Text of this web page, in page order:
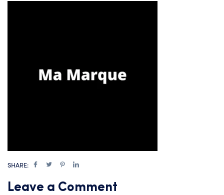
SHARE:
Leave a Comment